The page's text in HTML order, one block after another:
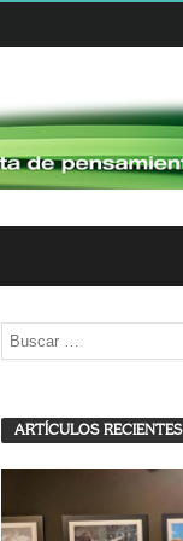
ARTÍCULOS RECIENTES